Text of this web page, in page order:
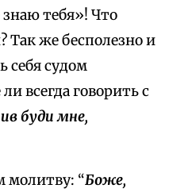
тебя»! Что
Так же бесполезно и
себя судом
всегда говорить с
буди мне,
“Боже,